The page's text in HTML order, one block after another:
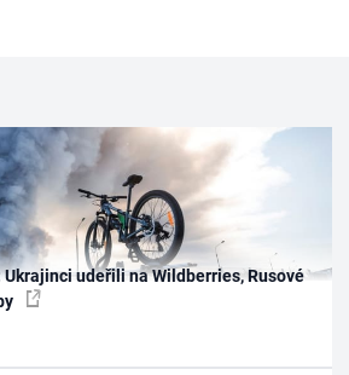
udeřili na Wildberries, Rusové